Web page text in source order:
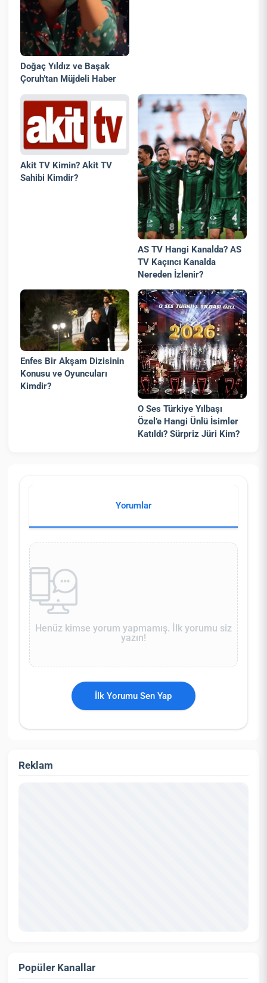
Doğaç Yıldız ve Başak
Çoruh’tan Müjdeli Haber
Akit TV Kimin? Akit TV
Sahibi Kimdir?
AS TV Hangi Kanalda? AS
TV Kaçıncı Kanalda
Nereden İzlenir?
Enfes Bir Akşam Dizisinin
Konusu ve Oyuncuları
Kimdir?
O Ses Türkiye Yılbaşı
Özel’e Hangi Ünlü İsimler
Katıldı? Sürpriz Jüri Kim?
Yorumlar
Henüz kimse yorum yapmamış. İlk yorumu siz
yazın!
İlk Yorumu Sen Yap
Reklam
Popüler Kanallar